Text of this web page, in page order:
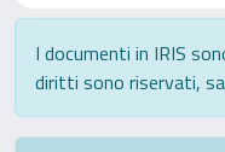
I documenti in IRIS
diritti sono riservati,